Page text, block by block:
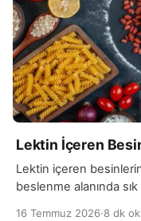
Lektin İçeren
Lektin içeren besinlerin
beslenme alanında
16 Temmuz 2026·8 dk